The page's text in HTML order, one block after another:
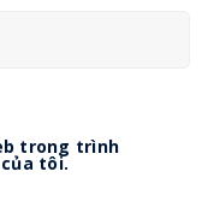
trong trình
tôi.